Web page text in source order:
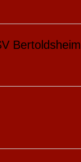
Bertoldsheim